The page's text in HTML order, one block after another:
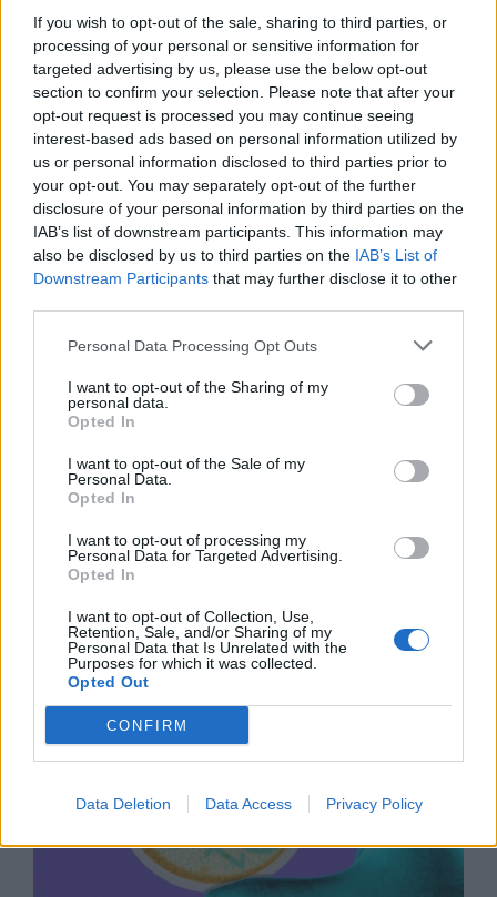
If you wish to opt-out of the sale, sharing to third parties, or
processing of your personal or sensitive information for
targeted advertising by us, please use the below opt-out
section to confirm your selection. Please note that after your
opt-out request is processed you may continue seeing
interest-based ads based on personal information utilized by
us or personal information disclosed to third parties prior to
your opt-out. You may separately opt-out of the further
disclosure of your personal information by third parties on the
IAB’s list of downstream participants. This information may
also be disclosed by us to third parties on the IAB’s List of
Downstream Participants that may further disclose it to other
Personal Data Processing Opt Outs
I want to opt-out of the Sharing of my
personal data.
Opted In
I want to opt-out of the Sale of my
Personal Data.
Opted In
I want to opt-out of processing my
Personal Data for Targeted Advertising.
Opted In
I want to opt-out of Collection, Use,
Retention, Sale, and/or Sharing of my
Personal Data that Is Unrelated with the
Purposes for which it was collected.
Opted Out
CONFIRM
Data Deletion Data Access Privacy Policy
Русия започна да внася петролни
продукти от Южна Корея.
07.08.2026 / 17:05
Древен храм на почти 900 години
откриха под кафене за сладолед в
07.08.2026 / 16:00